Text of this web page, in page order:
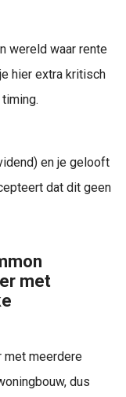
wereld waar rente
hier extra kritisch
en je gelooft
dat dit geen
met
met meerdere
dus